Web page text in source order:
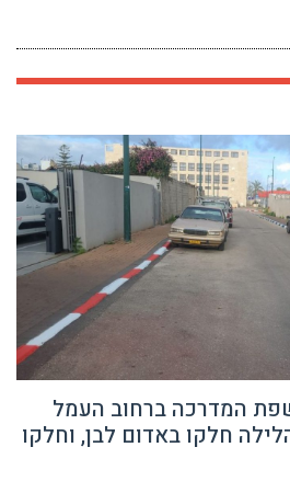
המדרכה ברחוב העמל
חלקו באדום לבן, וחלקו